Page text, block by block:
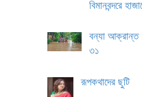
বিমানবন্দরে
বন্যা আক্রান্ত
৩১
রূপকথাদের ছুটি